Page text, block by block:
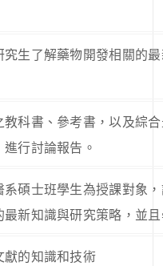
生了解藥物開發相關的
科書、參考書，以及綜
行討論報告。
碩士班學生為授課對象
新知識與研究策略，並
的知識和技術